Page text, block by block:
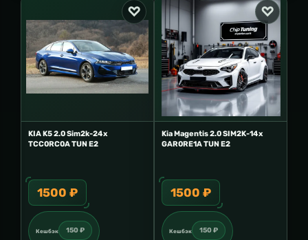
KIA K5 2.0 Sim2k-24x
TCC0RC0A TUN E2
1500 ₽
Кешбэк 150 ₽
Kia Magentis 2.0 SIM2K-14x
GAR0RE1A TUN E2
1500 ₽
Кешбэк 150 ₽